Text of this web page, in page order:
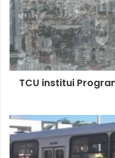
e
n
e
r
e
e
e
m
TCU institui